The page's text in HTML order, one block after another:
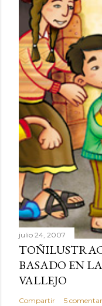
julio 24, 2007
BASADO EN
VALLEJO
Compartir 5